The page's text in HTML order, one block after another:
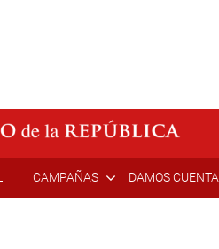
CAMPAÑAS DAMOS CUENTA